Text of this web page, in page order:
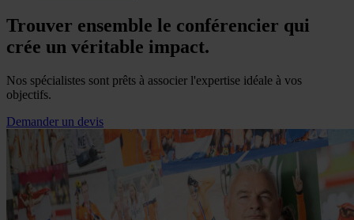
Trouver ensemble le conférencier qui
crée un véritable impact.
Nos spécialistes sont prêts à associer l'expertise idéale à vos
objectifs.
Demander un devis